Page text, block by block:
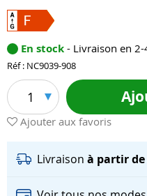
En stock - Livraison en
Réf : NC9039-908
1
Ajouter aux favoris
Livraison à partir de